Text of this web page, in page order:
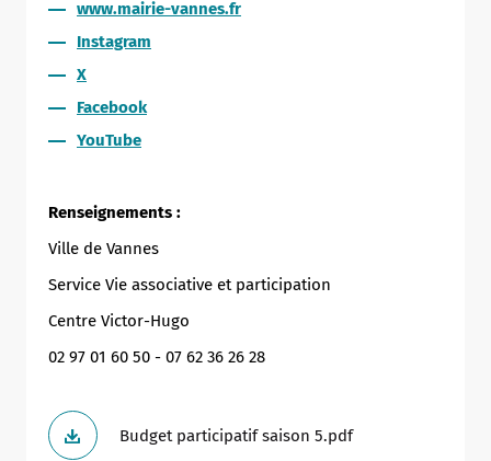
www.mairie-vannes.fr
Instagram
X
Facebook
YouTube
Renseignements :
Ville de Vannes
Service Vie associative et participation
Centre Victor-Hugo
02 97 01 60 50 - 07 62 36 26 28
Budget participatif saison 5.pdf